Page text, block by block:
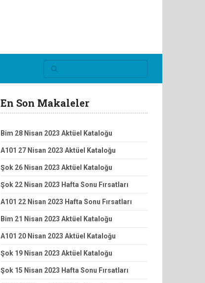
En Son Makaleler
Bim 28 Nisan 2023 Aktüel Kataloğu
A101 27 Nisan 2023 Aktüel Kataloğu
Şok 26 Nisan 2023 Aktüel Kataloğu
Şok 22 Nisan 2023 Hafta Sonu Fırsatları
A101 22 Nisan 2023 Hafta Sonu Fırsatları
Bim 21 Nisan 2023 Aktüel Kataloğu
A101 20 Nisan 2023 Aktüel Kataloğu
Şok 19 Nisan 2023 Aktüel Kataloğu
Şok 15 Nisan 2023 Hafta Sonu Fırsatları